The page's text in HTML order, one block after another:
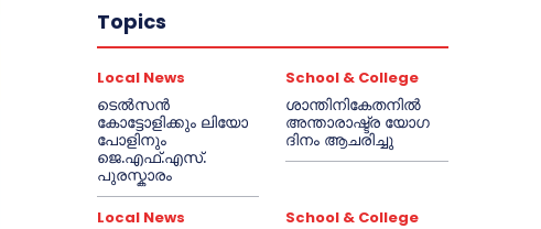
Topics
Local News
ടെൽസൻ
കോട്ടോളിക്കും ലിയോ
പോളിനും
ജെ.എഫ്.എസ്.
പുരസ്കാരം
School & College
ശാന്തിനികേതനിൽ
അന്താരാഷ്ട്ര യോഗ
ദിനം ആചരിച്ചു
Local News School & College